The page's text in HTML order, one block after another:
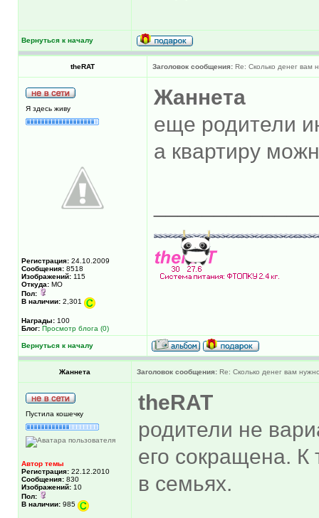
Вернуться к началу
theRAT Заголовок сообщения: Re: Сколько денег вам
Я здесь живу
Регистрация: 24.10.2009
Сообщения: 8518
Изображений: 115
Откуда: МО
Пол:
В наличии: 2,301
Награды: 100
Блог: Просмотр блога (0)
Жаннета
еще родители
а квартиру
Вернуться к началу
Жаннета Заголовок сообщения: Re: Сколько денег вам
Пустила кошечку
Автор темы
Регистрация: 22.12.2010
Сообщения: 830
Изображений: 10
Пол:
В наличии: 985
theRAT
родители не
его сокращена.
в семьях.